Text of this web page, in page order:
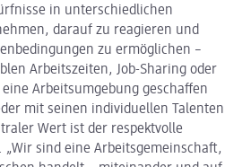
in unterschiedlichen
darauf zu reagieren und
zu ermöglichen –
Arbeitszeiten, Job-Sharing oder
Arbeitsumgebung geschaffen
mit seinen individuellen Talenten
Wert ist der respektvolle
„Wir sind eine Arbeitsgemeinschaft,